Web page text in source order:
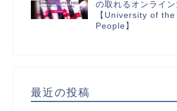
の取れるオンライン
【University of the
People】
最近の投稿